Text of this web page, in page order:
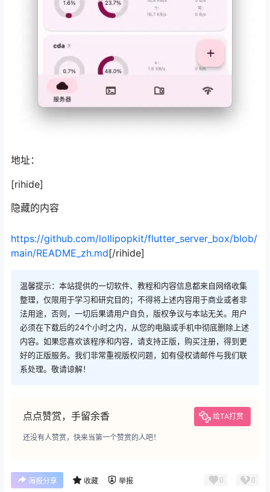
地址：
[rihide]
隐藏的内容
https://github.com/lollipopkit/flutter_server_box/blob/
main/README_zh.md[/rihide]
温馨提示：本站提供的一切软件、教程和内容信息都来自网络收集
整理，仅限用于学习和研究目的；不得将上述内容用于商业或者非
法用途，否则，一切后果请用户自负，版权争议与本站无关。用户
必须在下载后的24个小时之内，从您的电脑或手机中彻底删除上述
内容。如果您喜欢该程序和内容，请支持正版，购买注册，得到更
好的正版服务。我们非常重视版权问题，如有侵权请邮件与我们联
系处理。敬请谅解！
点点赞赏，手留余香 给TA打赏
还没有人赞赏，快来当第一个赞赏的人吧！
海报分享 收藏 举报 0 0